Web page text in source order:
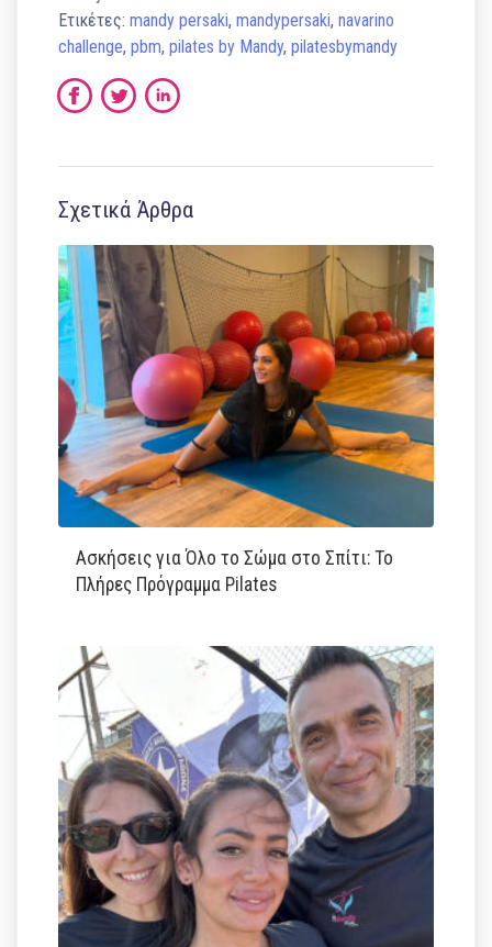
Ετικέτες:mandy persaki,mandypersaki,navarino
challenge,pbm,pilates by Mandy,pilatesbymandy
Σχετικά Άρθρα
Ασκήσεις για Όλο το Σώμα στο Σπίτι: Το
Πλήρες Πρόγραμμα Pilates